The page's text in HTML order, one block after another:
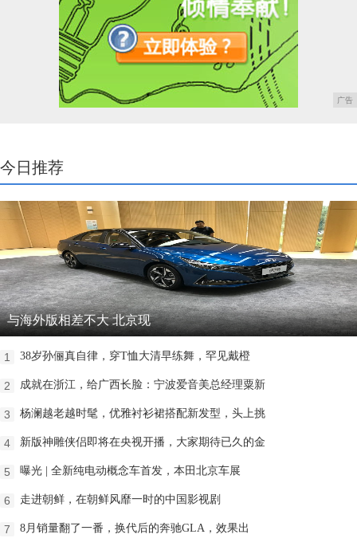
广告
今日推荐
与海外版相差不大 北京现
1 38岁孙俪真自律，穿T恤大清早练舞，罕见戴橙
2 成就在浙江，给广西长脸：宁波爱音美总经理粟新
3 杨澜越老越时髦，优雅衬衫裙搭配新发型，头上挑
4 新版神雕侠侣即将在央视开播，大家期待已久的金
5 曝光 | 全新纯电动概念车首发，本田北京车展
6 走进朝鲜，在朝鲜风靡一时的中国影视剧
7 8月销量翻了一番，换代后的奔驰GLA，效果出